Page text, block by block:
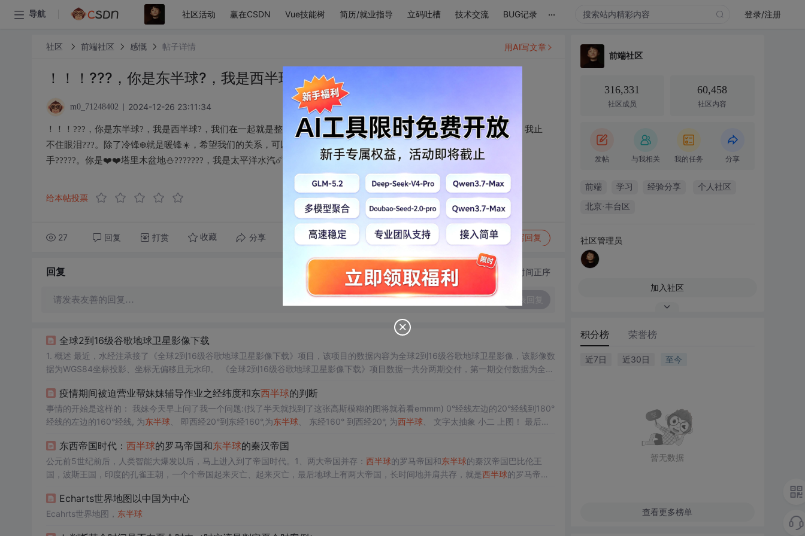
导航 社区活动 赢在CSDN Vue技能树 简历/就业指导 立码吐槽 技术交流 BUG记录 ... 登录/注册
社区 前端社区 感慨 帖子详情
！！！???，你是东半球?，我是西半球?
m0_71248402 2024-12-26 23:11:34
！！！???，你是东半球?，我是西半球?，我们在一起就是整个地球???。你是暖气团☁️☁️☁️☀️，我是冷气团??️❄️❄️遇到你，我止
不住眼泪??️?️。除了冷锋❄️就是暖锋☀️，希望我们的关系，可以变成准静止锋??。就算黄赤交角变成90度，也不会放开你的
手?????。你是❤️❤️塔里木盆地⛄?‍?‍??‍?‍??，我是太平洋水汽☄️☄️，
给本帖投票
27 回复 打赏 收藏 分享 转发到动态 举报 写回复
用AI写文章
回复 切换为时间正序
请发表友善的回复…
全球2到16级谷歌地球卫星影像下载
1. 概述 最近，水经注承接了《全球2到16级谷歌地球卫星影像下载》项目，该项目的数据内容为全球2到16级谷歌地球卫星影像，该影像数
据为WGS84坐标投影、坐标无偏移且无水印。 《全球2到16级谷歌地球卫星影像下载》项目数据一共分两期交付，第一期交付数据为全球
西...疫情期间被迫营业帮妹妹辅导作业之经纬度和东西半球的判断
事情的开始是这样的： 我妹今天早上问了我一个问题:(找了半天就找到了这张高斯模糊的图将就着看emmm) 0°经线左边的20°经线到180°
经线的左边的160°经线, 为东半球、 即西经20°到东经160°,为东半球、 东经160° 到西经20°, 为西半球、 文字太抽象 小二 上图！ 最后自
东西帝国时代： 西半球的罗马帝国和东半球的秦汉帝国
公元前5世纪前后，人类智能大爆发以后，马上进入到了帝国时代。1、两大帝国并存： 西半球的罗马帝国和东半球的秦汉帝国巴比伦王
国，波斯王国，印度的孔雀王朝，一个个帝国起来灭亡、起来灭亡，最后地球上有两大帝国，长时间地并肩共存，就是西半球的罗马帝
敌人，叫做北方蛮族。中国的野蛮力量叫匈奴...
Echarts世界地图以中国为中心
Ecahrts世界地图， 东半球
前端社区
316,331
社区成员
60,458
社区内容
发帖 与我相关 我的任务 分享
前端 学习 经验分享 个人社区
北京·丰台区
社区管理员
加入社区
积分榜 荣誉榜
近7日 近30日 至今
暂无数据
查看更多榜单